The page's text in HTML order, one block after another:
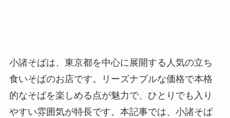
小諸そばは、東京都を中心に展開する人気の立ち
食いそばのお店です。リーズナブルな価格で本格
的なそばを楽しめる点が魅力で、ひとりでも入り
やすい雰囲気が特長です。本記事では、小諸そば